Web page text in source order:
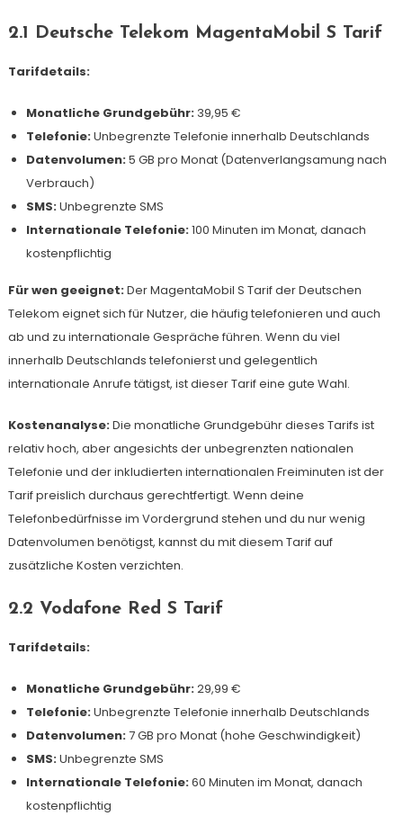
2.1 Deutsche Telekom MagentaMobil S Tarif
Tarifdetails:
Monatliche Grundgebühr:39,95 €
Telefonie:Unbegrenzte Telefonie innerhalb Deutschlands
Datenvolumen:5 GB pro Monat (Datenverlangsamung nach
Verbrauch)
SMS:Unbegrenzte SMS
Internationale Telefonie:100 Minuten im Monat, danach
kostenpflichtig
Für wen geeignet:Der MagentaMobil S Tarif der Deutschen
Telekom eignet sich für Nutzer, die häufig telefonieren und auch
ab und zu internationale Gespräche führen. Wenn du viel
innerhalb Deutschlands telefonierst und gelegentlich
internationale Anrufe tätigst, ist dieser Tarif eine gute Wahl.
Kostenanalyse:Die monatliche Grundgebühr dieses Tarifs ist
relativ hoch, aber angesichts der unbegrenzten nationalen
Telefonie und der inkludierten internationalen Freiminuten ist der
Tarif preislich durchaus gerechtfertigt. Wenn deine
Telefonbedürfnisse im Vordergrund stehen und du nur wenig
Datenvolumen benötigst, kannst du mit diesem Tarif auf
zusätzliche Kosten verzichten.
2.2 Vodafone Red S Tarif
Tarifdetails:
Monatliche Grundgebühr:29,99 €
Telefonie:Unbegrenzte Telefonie innerhalb Deutschlands
Datenvolumen:7 GB pro Monat (hohe Geschwindigkeit)
SMS:Unbegrenzte SMS
Internationale Telefonie:60 Minuten im Monat, danach
kostenpflichtig